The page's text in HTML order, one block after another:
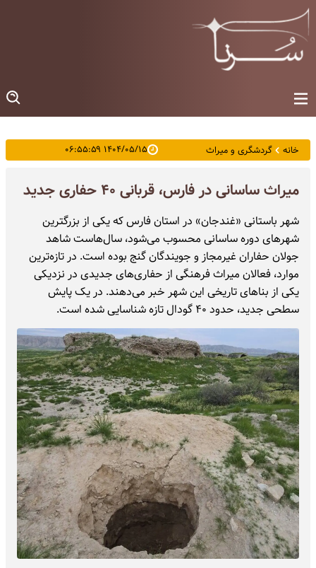
خانه گردشگری و میراث ۱۴۰۴/۰۵/۱۵ ۰۶:۵۵:۵۹
میراث ساسانی در فارس، قربانی ۴۰ حفاری جدید
شهر باستانی «غندجان» در استان فارس که یکی از بزرگترین
شهرهای دوره ساسانی محسوب می‌شود، سال‌هاست شاهد
جولان حفاران غیرمجاز و جویندگان گنج بوده است. در تازه‌ترین
موارد، فعالان میراث‌ فرهنگی از حفاری‌های جدیدی در نزدیکی
یکی از بناهای تاریخی این شهر خبر می‌دهند. در یک پایش
سطحی جدید، حدود ۴۰ گودال تازه شناسایی شده است.